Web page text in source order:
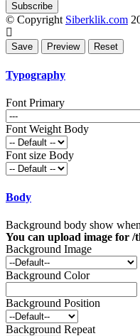
© Copyright Siberklik.com
Typography
Font Primary
Font Weight Body
Font size Body
Body
Background body show
You can upload image for /
Background Image
Background Color
Background Position
Background Repeat